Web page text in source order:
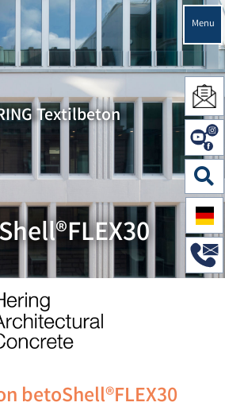
Menu
Textilbeton
betoShell®FLEX30